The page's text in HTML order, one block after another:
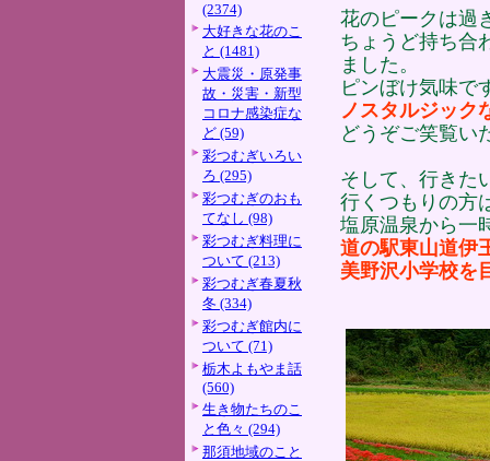
(2374)
大好きな花のこ
と (1481)
大震災・原発事
故・災害・新型
コロナ感染症な
ど (59)
彩つむぎいろい
ろ (295)
彩つむぎのおも
てなし (98)
彩つむぎ料理に
ついて (213)
彩つむぎ春夏秋
冬 (334)
彩つむぎ館内に
ついて (71)
栃木よもやま話
(560)
生き物たちのこ
と色々 (294)
那須地域のこと
花のピークは過
ちょうど持ち合
ました。
ピンぼけ気味で
ノスタルジック
どうぞご笑覧い
そして、行きた
行くつもりの方
塩原温泉から一
道の駅東山道伊
美野沢小学校を